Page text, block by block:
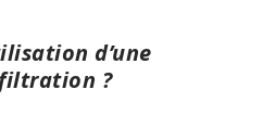
d’une
?